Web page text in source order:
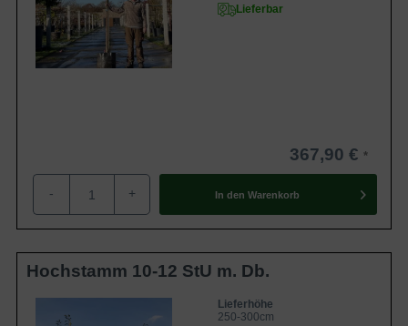
Lieferbar
367,90 €
- + In den Warenkorb
Hochstamm 10-12 StU m. Db.
Lieferhöhe
250-300cm